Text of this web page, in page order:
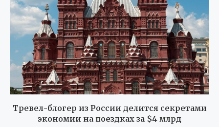
Тревел-блогер из России делится секретами
экономии на поездках за $4 млрд